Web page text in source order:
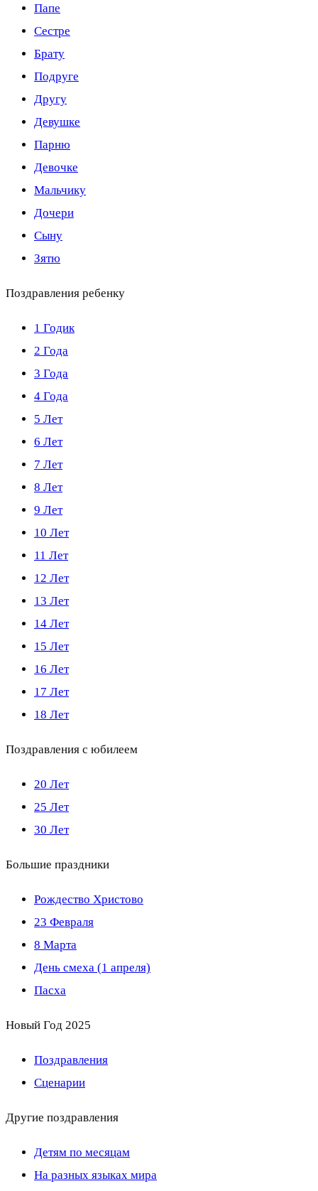
Папе
Сестре
Брату
Подруге
Другу
Девушке
Парню
Девочке
Мальчику
Дочери
Сыну
Зятю
Поздравления ребенку
1 Годик
2 Года
3 Года
4 Года
5 Лет
6 Лет
7 Лет
8 Лет
9 Лет
10 Лет
11 Лет
12 Лет
13 Лет
14 Лет
15 Лет
16 Лет
17 Лет
18 Лет
Поздравления с юбилеем
20 Лет
25 Лет
30 Лет
Большие праздники
Рождество Христово
23 Февраля
8 Марта
День смеха (1 апреля)
Пасха
Новый Год 2025
Поздравления
Сценарии
Другие поздравления
Детям по месяцам
На разных языках мира